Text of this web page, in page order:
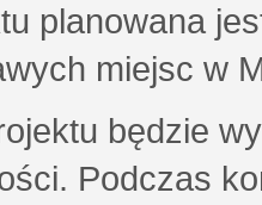
planowana
miejsc w
będzie
Podczas